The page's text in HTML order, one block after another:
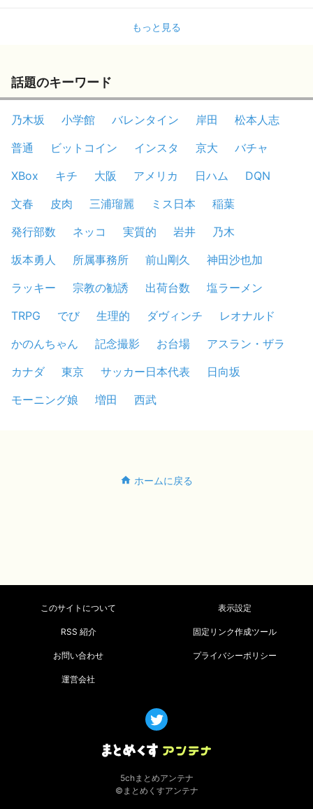
もっと見る
話題のキーワード
乃木坂 小学館 バレンタイン 岸田
松本人志
普通
ビットコイン インスタ 京大
バチャ
XBox
キチ 大阪 アメリカ 日ハム
DQN
文春
皮肉 三浦瑠麗 ミス日本
稲葉
発行部数
ネッコ 実質的 岩井
乃木
坂本勇人
所属事務所 前山剛久
神田沙也加
ラッキー
宗教の勧誘 出荷台数
塩ラーメン
TRPG
でび 生理的 ダヴィンチ
レオナルド
かのんちゃん
記念撮影 お台場
アスラン・ザラ
カナダ
東京 サッカー日本代表
日向坂
モーニング娘
増田 西武
ホームに戻る
このサイトについて 表示設定
RSS 紹介 固定リンク作成ツール
お問い合わせ プライバシーポリシー
運営会社
5chまとめアンテナ
©まとめくすアンテナ